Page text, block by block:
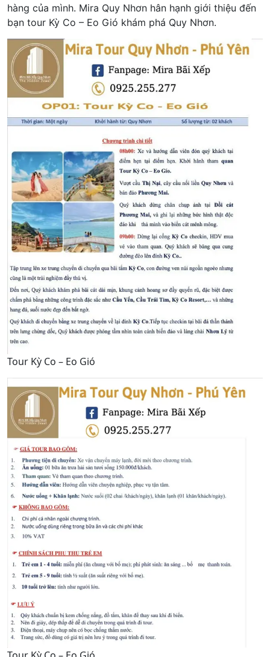
hàng của mình. Mira Quy Nhơn hân hạnh giới thiệu đến
bạn tour Kỳ Co – Eo Gió khám phá Quy Nhơn.
Tour Kỳ Co – Eo Gió